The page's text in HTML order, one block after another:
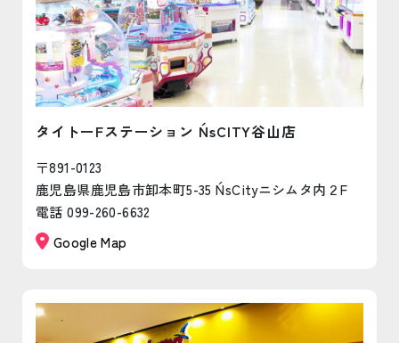
タイトーFステーション N´sCITY谷山店
〒891-0123
鹿児島県鹿児島市卸本町5-35 N´sCityニシムタ内２F
電話 099-260-6632
Google Map